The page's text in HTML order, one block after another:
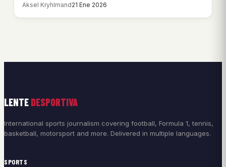
Aksel Kryhlmand21 Ene 2026
LENTE DESPORTIVA
International sports journalism covering football, Formula 1, tennis,
basketball, motorsport and more. Delivered in multiple languages.
SPORTS